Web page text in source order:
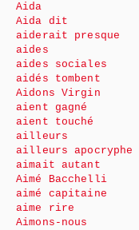
Aida
Aida dit
aiderait presque
aides
aides sociales
aidés tombent
Aidons Virgin
aient gagné
aient touché
ailleurs
ailleurs apocryphe
aimait autant
Aimé Bacchelli
aimé capitaine
aime rire
Aimons-nous